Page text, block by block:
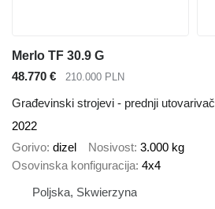
Merlo TF 30.9 G
48.770 €
210.000 PLN
Građevinski strojevi - prednji utovarivač
2022
Gorivo dizel Nosivost 3.000 kg
Osovinska konfiguracija 4x4
Poljska, Skwierzyna